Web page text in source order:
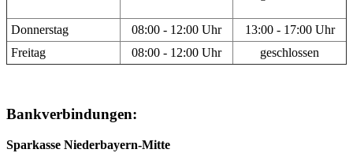
Donnerstag 08:00 - 12:00 Uhr
13:00 - 17:00 Uhr
Freitag
08:00 - 12:00 Uhr geschlossen
Bankverbindungen:
Sparkasse Niederbayern-Mitte